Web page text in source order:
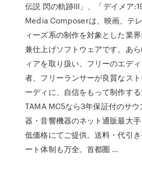
伝説 閃の軌跡III」、「デイメア
Media Composerは、映画、テ
ィーズ系の制作を対象とした業
兼仕上げソフトウェアです。あ
ィアを取り扱い、フリーのエデ
者、フリーランサーが良質なス
ーディに、自信をもって制作す
TAMA MC5なら3年保証付のサウ
器・音響機器のネット通販最大
低価格にてご提供。送料・代引
ート体制も万全。首都圏 …